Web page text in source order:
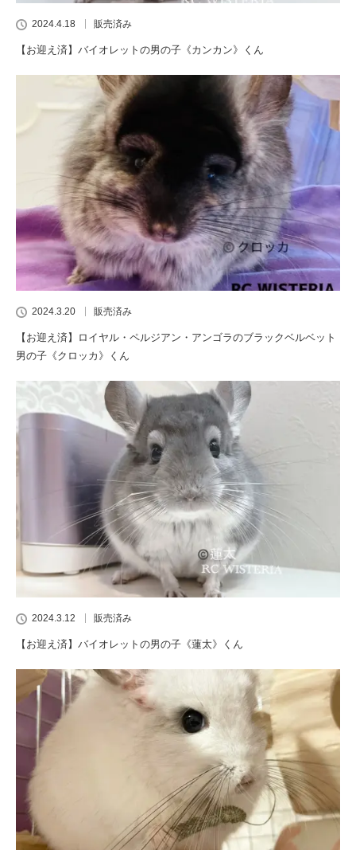
2024.4.18 販売済み
【お迎え済】バイオレットの男の子《カンカン》くん
2024.3.20 販売済み
【お迎え済】ロイヤル・ペルジアン・アンゴラのブラックベルベット
男の子《クロッカ》くん
2024.3.12 販売済み
【お迎え済】バイオレットの男の子《蓮太》くん